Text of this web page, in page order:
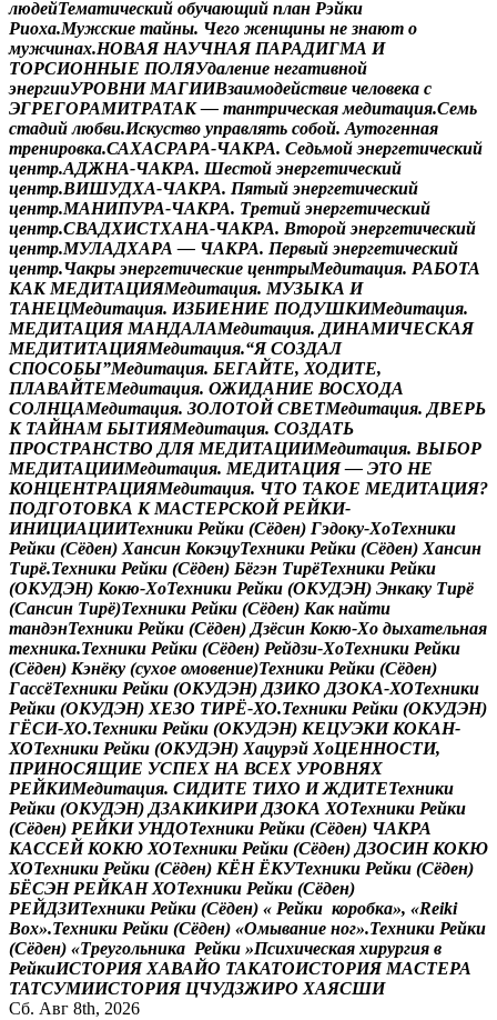
людейТематический обучающий план Рэйки
Риоха.Мужские тайны. Чего женщины не знают о
мужчинах.НОВАЯ НАУЧНАЯ ПАРАДИГМА И
ТОРСИОННЫЕ ПОЛЯУдаление негативной
энергииУРОВНИ МАГИИВзаимодействие человека с
ЭГРЕГОРАМИТРАТАК — тантрическая медитация.Семь
стадий любви.Искуство управлять собой. Аутогенная
тренировка.САХАСРАРА-ЧАКРА. Седьмой энергетический
центр.АДЖНА-ЧАКРА. Шестой энергетический
центр.ВИШУДХА-ЧАКРА. Пятый энергетический
центр.МАНИПУРА-ЧАКРА. Третий энергетический
центр.СВАДХИСТХАНА-ЧАКРА. Второй энергетический
центр.МУЛАДХАРА — ЧАКРА. Первый энергетический
центр.Чакры энергетические центрыМедитация. РАБОТА
КАК МЕДИТАЦИЯМедитация. МУЗЫКА И
ТАНЕЦМедитация. ИЗБИЕНИЕ ПОДУШКИМедитация.
МЕДИТАЦИЯ МАНДАЛАМедитация. ДИНАМИЧЕСКАЯ
МЕДИТИТАЦИЯМедитация.“Я СОЗДАЛ
СПОСОБЫ”Медитация. БЕГАЙТЕ, ХОДИТЕ,
ПЛАВАЙТЕМедитация. ОЖИДАНИЕ ВОСХОДА
СОЛНЦАМедитация. ЗОЛОТОЙ СВЕТМедитация. ДВЕРЬ
К ТАЙНАМ БЫТИЯМедитация. СОЗДАТЬ
ПРОСТРАНСТВО ДЛЯ МЕДИТАЦИИМедитация. ВЫБОР
МЕДИТАЦИИМедитация. МЕДИТАЦИЯ — ЭТО НЕ
КОНЦЕНТРАЦИЯМедитация. ЧТО ТАКОЕ МЕДИТАЦИЯ?
ПОДГОТОВКА К МАСТЕРСКОЙ РЕЙКИ-
ИНИЦИАЦИИТехники Рейки (Сёден) Гэдоку-ХоТехники
Рейки (Сёден) Хансин КокэцуТехники Рейки (Сёден) Хансин
Тирё.Техники Рейки (Сёден) Бёгэн ТирёТехники Рейки
(ОКУДЭН) Кокю-ХоТехники Рейки (ОКУДЭН) Энкаку Тирё
(Сансин Тирё)Техники Рейки (Сёден) Как найти
тандэнТехники Рейки (Сёден) Дзёсин Кокю-Хо дыхательная
техника.Техники Рейки (Сёден) Рейдзи-ХоТехники Рейки
(Сёден) Кэнёку (сухое омовение)Техники Рейки (Сёден)
ГассёТехники Рейки (ОКУДЭН) ДЗИКО ДЗОКА-ХОТехники
Рейки (ОКУДЭН) ХЕЗО ТИРЁ-ХО.Техники Рейки (ОКУДЭН)
ГЁСИ-ХО.Техники Рейки (ОКУДЭН) КЕЦУЭКИ КОКАН-
ХОТехники Рейки (ОКУДЭН) Хацурэй ХоЦЕННОСТИ,
ПРИНОСЯЩИЕ УСПЕХ НА ВСЕХ УРОВНЯХ
РЕЙКИМедитация. СИДИТЕ ТИХО И ЖДИТЕТехники
Рейки (ОКУДЭН) ДЗАКИКИРИ ДЗОКА ХОТехники Рейки
(Сёден) РЕЙКИ УНДОТехники Рейки (Сёден) ЧАКРА
КАССЕЙ КОКЮ ХОТехники Рейки (Сёден) ДЗОСИН КОКЮ
ХОТехники Рейки (Сёден) КЁН ЁКУТехники Рейки (Сёден)
БЁСЭН РЕЙКАН ХОТехники Рейки (Сёден)
РЕЙДЗИТехники Рейки (Сёден) « Рейки коробка», «Reiki
Вox».Техники Рейки (Сёден) «Омывание ног».Техники Рейки
(Сёден) «Треугольника Рейки »Психическая хирургия в
РейкиИСТОРИЯ ХАВАЙО ТАКАТОИСТОРИЯ МАСТЕРА
ТАТСУМИИСТОРИЯ ЦЧУДЗЖИРО ХАЯСШИ
Сб. Авг 8th, 2026